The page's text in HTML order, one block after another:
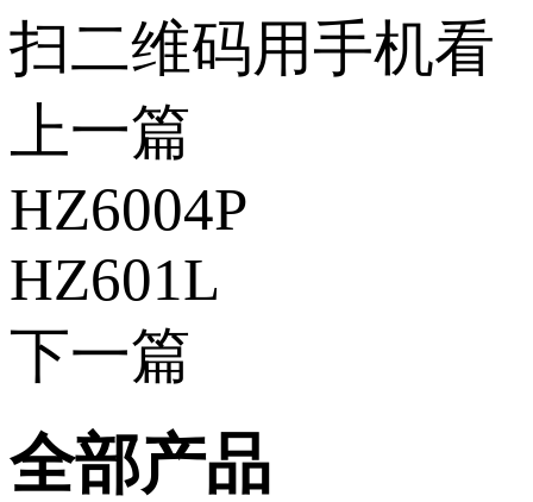
扫二维码用手机看
上一篇
HZ6004P
HZ601L
下一篇
全部产品